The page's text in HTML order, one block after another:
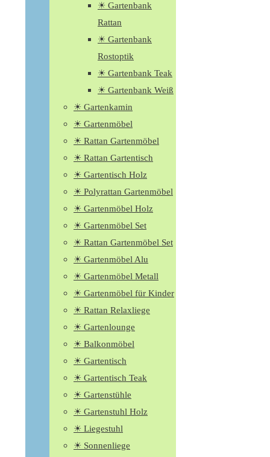
☀ Gartenbank
Rattan
☀ Gartenbank
Rostoptik
☀ Gartenbank Teak
☀ Gartenbank Weiß
☀ Gartenkamin
☀ Gartenmöbel
☀ Rattan Gartenmöbel
☀ Rattan Gartentisch
☀ Gartentisch Holz
☀ Polyrattan Gartenmöbel
☀ Gartenmöbel Holz
☀ Gartenmöbel Set
☀ Rattan Gartenmöbel Set
☀ Gartenmöbel Alu
☀ Gartenmöbel Metall
☀ Gartenmöbel für Kinder
☀ Rattan Relaxliege
☀ Gartenlounge
☀ Balkonmöbel
☀ Gartentisch
☀ Gartentisch Teak
☀ Gartenstühle
☀ Gartenstuhl Holz
☀ Liegestuhl
☀ Sonnenliege